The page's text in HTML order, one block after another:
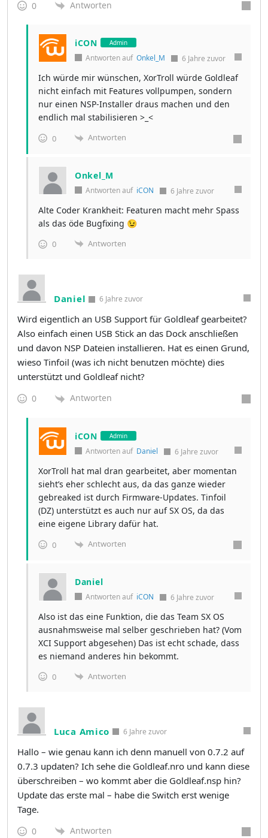
0 Antworten
iCON Admin
Antworten auf Onkel_M 6 Jahre zuvor
Ich würde mir wünschen, XorTroll würde Goldleaf
nicht einfach mit Features vollpumpen, sondern
nur einen NSP-Installer draus machen und den
endlich mal stabilisieren >_<
0 Antworten
Onkel_M
Antworten auf iCON 6 Jahre zuvor
Alte Coder Krankheit: Featuren macht mehr Spass
als das öde Bugfixing 😉
0 Antworten
Daniel 6 Jahre zuvor
Wird eigentlich an USB Support für Goldleaf gearbeitet?
Also einfach einen USB Stick an das Dock anschließen
und davon NSP Dateien installieren. Hat es einen Grund,
wieso Tinfoil (was ich nicht benutzen möchte) dies
unterstützt und Goldleaf nicht?
0 Antworten
iCON Admin
Antworten auf Daniel 6 Jahre zuvor
XorTroll hat mal dran gearbeitet, aber momentan
sieht’s eher schlecht aus, da das ganze wieder
gebreaked ist durch Firmware-Updates. Tinfoil
(DZ) unterstützt es auch nur auf SX OS, da das
eine eigene Library dafür hat.
0 Antworten
Daniel
Antworten auf iCON 6 Jahre zuvor
Also ist das eine Funktion, die das Team SX OS
ausnahmsweise mal selber geschrieben hat? (Vom
XCI Support abgesehen) Das ist echt schade, dass
es niemand anderes hin bekommt.
0 Antworten
Luca Amico 6 Jahre zuvor
Hallo – wie genau kann ich denn manuell von 0.7.2 auf
0.7.3 updaten? Ich sehe die Goldleaf.nro und kann diese
überschreiben – wo kommt aber die Goldleaf.nsp hin?
Update das erste mal – habe die Switch erst wenige
Tage.
0 Antworten